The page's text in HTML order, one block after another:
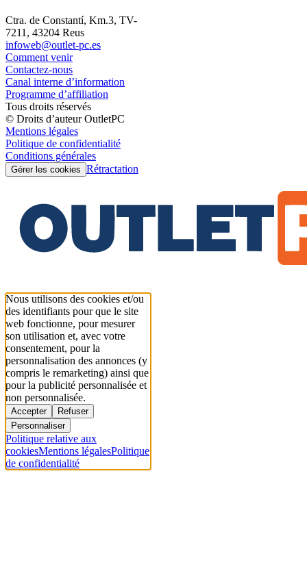
Ctra. de Constantí, Km.3, TV-
7211, 43204 Reus
infoweb@outlet-pc.es
Comment venir
Contactez-nous
Canal interne d’information
Programme d’affiliation
Tous droits réservés
© Droits d’auteur OutletPC
Mentions légales
Politique de confidentialité
Conditions générales
Gérer les cookies Rétractation
Nous utilisons des cookies et/ou
des identifiants pour que le site
web fonctionne, pour mesurer
son utilisation et, avec votre
consentement, pour la
personnalisation des annonces (y
compris le remarketing) ainsi que
pour la publicité personnalisée et
non personnalisée.
Accepter
Refuser
Personnaliser
Politique relative aux
cookiesMentions légalesPolitique
de confidentialité